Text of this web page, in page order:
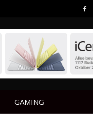
GAMING